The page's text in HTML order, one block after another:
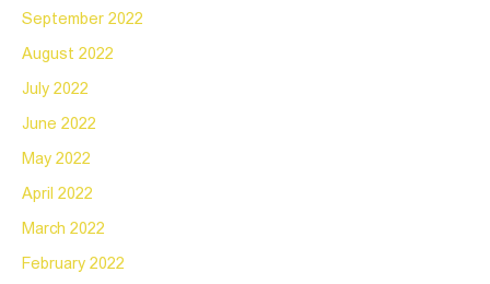
September 2022
August 2022
July 2022
June 2022
May 2022
April 2022
March 2022
February 2022